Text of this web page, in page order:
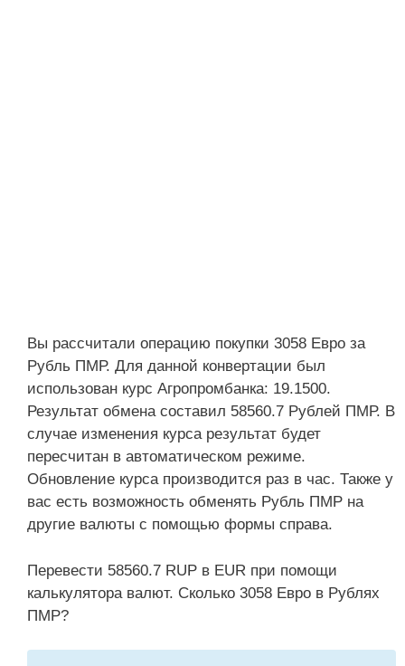
Вы рассчитали операцию покупки 3058 Евро за
Рубль ПМР. Для данной конвертации был
использован курс Агропромбанка: 19.1500.
Результат обмена составил 58560.7 Рублей ПМР. В
случае изменения курса результат будет
пересчитан в автоматическом режиме.
Обновление курса производится раз в час. Также у
вас есть возможность обменять Рубль ПМР на
другие валюты с помощью формы справа.
Перевести 58560.7 RUP в EUR при помощи
калькулятора валют. Сколько 3058 Евро в Рублях
ПМР?